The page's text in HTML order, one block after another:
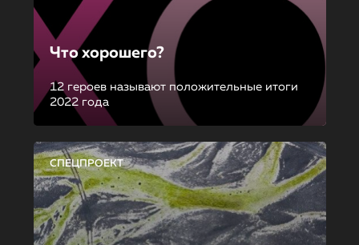
Что хорошего?
12 героев называют положительные итоги
2022 года
СПЕЦПРОЕКТ